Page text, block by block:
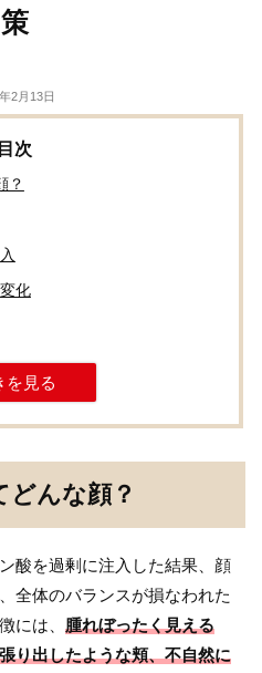
策
2月13日
？
化
を見る
どんな顔？
酸を過剰に注入した結果、顔
全体のバランスが損なわれた
には、 腫れぼったく見える
り出したような頬、不自然に